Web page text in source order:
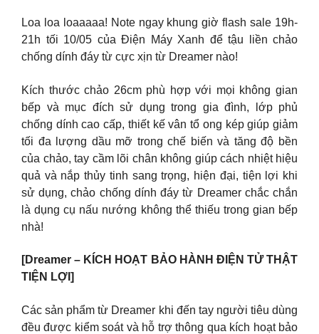
Loa loa loaaaaa! Note ngay khung giờ flash sale 19h-
21h tối 10/05 của Điện Máy Xanh để tậu liền chảo
chống dính đáy từ cực xịn từ Dreamer nào!
Kích thước chảo 26cm phù hợp với mọi không gian
bếp và mục đích sử dụng trong gia đình, lớp phủ
chống dính cao cấp, thiết kế vân tổ ong kép giúp giảm
tối đa lượng dầu mỡ trong chế biến và tăng độ bền
của chảo, tay cầm lõi chân không giúp cách nhiệt hiệu
quả và nắp thủy tinh sang trọng, hiện đại, tiện lợi khi
sử dụng, chảo chống dính đáy từ Dreamer chắc chắn
là dụng cụ nấu nướng không thể thiếu trong gian bếp
nhà!
[Dreamer – KÍCH HOẠT BẢO HÀNH ĐIỆN TỬ THẬT
TIỆN LỢI]
Các sản phẩm từ Dreamer khi đến tay người tiêu dùng
đều được kiểm soát và hỗ trợ thông qua kích hoạt bảo